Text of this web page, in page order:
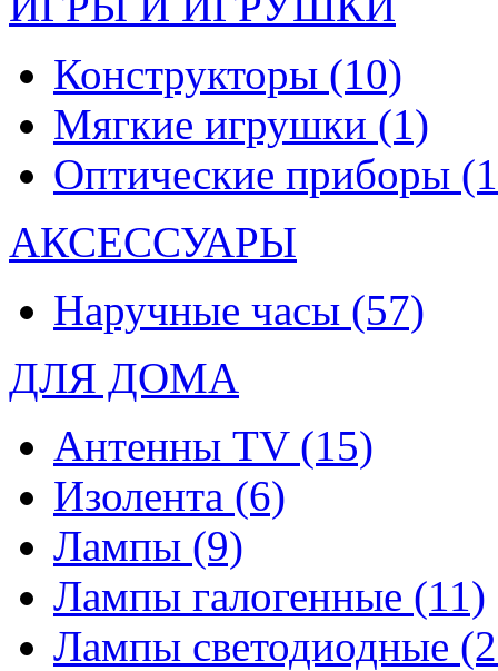
Конструкторы (10)
Мягкие игрушки (1)
Оптические приборы
АКСЕССУАРЫ
Наручные часы (57)
ДЛЯ ДОМА
Антенны TV (15)
Изолента (6)
Лампы (9)
Лампы галогенные (11)
Лампы светодиодные